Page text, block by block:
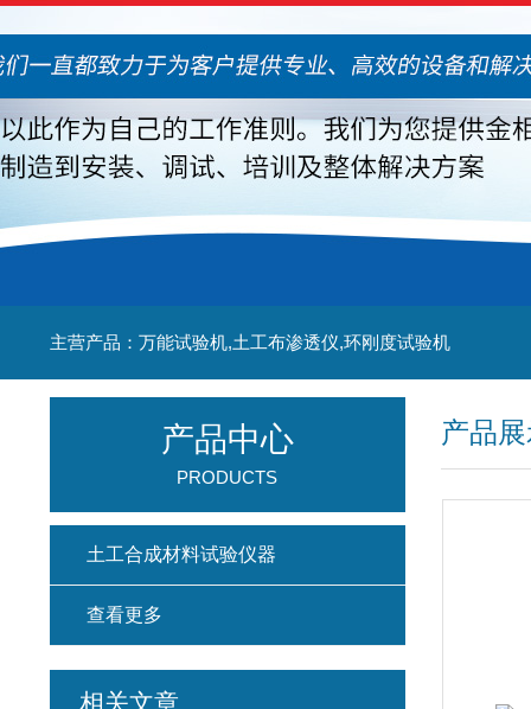
主营产品：万能试验机,土工布渗透仪,环刚度试验机
产品
产品中心
PRODUCTS
土工合成材料试验仪器
查看更多
相关文章